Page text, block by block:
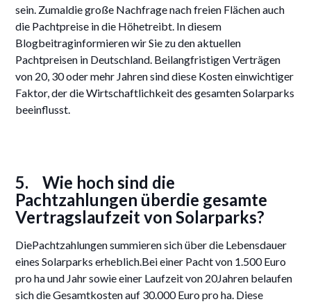
sein. Zumaldie große Nachfrage nach freien Flächen auch
die Pachtpreise in die Höhetreibt. In diesem
Blogbeitraginformieren wir Sie zu den aktuellen
Pachtpreisen in Deutschland. Beilangfristigen Verträgen
von 20, 30 oder mehr Jahren sind diese Kosten einwichtiger
Faktor, der die Wirtschaftlichkeit des gesamten Solarparks
beeinflusst.
5. Wie hoch sind die
Pachtzahlungen überdie gesamte
Vertragslaufzeit von Solarparks?
DiePachtzahlungen summieren sich über die Lebensdauer
eines Solarparks erheblich.Bei einer Pacht von 1.500 Euro
pro ha und Jahr sowie einer Laufzeit von 20Jahren belaufen
sich die Gesamtkosten auf 30.000 Euro pro ha. Diese